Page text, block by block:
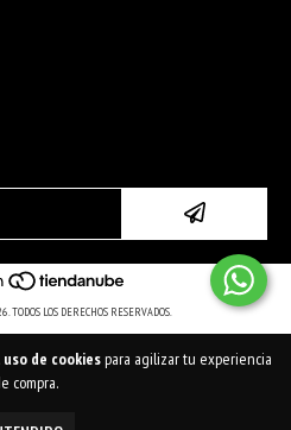
de cookiespara agilizar tu experiencia
compra.
TODOS LOS DERECHOS RESERVADOS.